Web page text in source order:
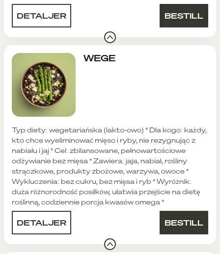
DETALJER BESTILL
WEGE
Typ diety: wegetariańska (lakto-owo) * Dla kogo: każdy,
kto chce wyeliminować mięso i ryby, nie rezygnując z
nabiału i jaj * Cel: zbilansowane, pełnowartościowe
odżywianie bez mięsa * Zawiera: jaja, nabiał, rośliny
strączkowe, produkty zbożowe, warzywa, owoce *
Wykluczenia: bez cukru, bez mięsa i ryb * Wyróżnik:
duża różnorodność posiłków, ułatwia przejście na dietę
roślinną, codziennie porcja kwasów omega *
DETALJER BESTILL